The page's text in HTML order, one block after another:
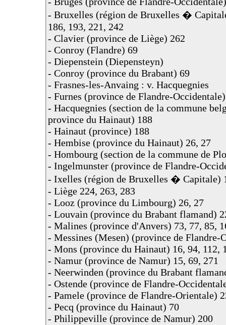
- Bruxelles (région de Bruxelles �
186, 193, 221, 242
- Clavier (province de Liège) 262
- Conroy (Flandre) 69
- Diepenstein (Diepensteyn)
- Conroy (province du Brabant) 69
- Frasnes-les-Anvaing : v. Hacquegnies
- Furnes (province de Flandre-
- Hacquegnies (section de la commune
province du Hainaut) 188
- Hainaut (province) 188
- Hembise (province du Hainaut) 26, 27
- Hombourg (section de la commune de
- Ingelmunster (province de Flandre-
- Ixelles (région de Bruxelles � Capitale)
- Liège 224, 263, 283
- Looz (province du Limbourg) 26, 27
- Louvain (province du Brabant flamand)
- Malines (province d'Anvers) 73, 77, 85,
- Messines (Mesen) (province de Flandre-
- Mons (province du Hainaut) 16, 94, 112,
- Namur (province de Namur) 15, 69, 271
- Neerwinden (province du Brabant
- Ostende (province de Flandre-
- Pamele (province de Flandre-Orientale)
- Pecq (province du Hainaut) 70
- Philippeville (province de Namur) 200